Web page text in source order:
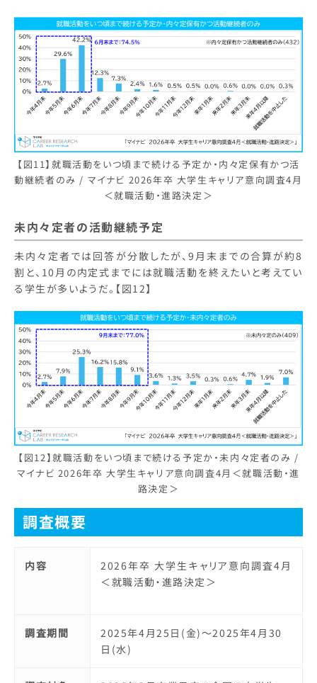
【図11】就職活動をいつ頃まで続ける予定か・内々定保有かつ活
動継続者のみ / マイナビ 2026年卒 大学生キャリア意向調査4月
＜就職活動・進路決定＞
未内々定者の活動継続予定
未内々定者では回答が分散したが、9月末までの合算が約8
割と、10月の内定式までには就職活動を終えたいと考えてい
る学生が多いようだ。【図12】
【図12】就職活動をいつ頃まで続ける予定か・未内々定者のみ /
マイナビ 2026年卒 大学生キャリア意向調査4月＜就職活動・進
路決定＞
調査概要
内容
2026年卒 大学生キャリア意向調査4月
＜就職活動・進路決定＞
調査期間
2025年4月25日(金)～2025年4月30
日(水)